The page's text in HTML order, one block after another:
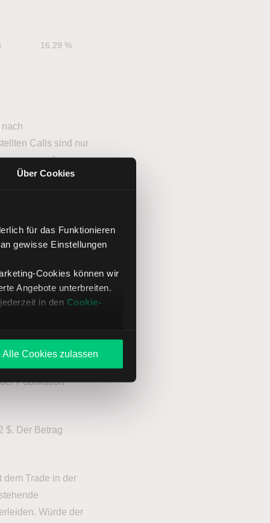
Über Cookies
für das Funktionieren
gewisse Einstellungen
Cookies können wir
Angebote unterbreiten.
in den Cookie-
Alle Cookies zulassen
16.29 %
Calls sind nur
werden.
Call wird auf
der
Publikation
$. Der Betrag
dem Trade in der
Würde der